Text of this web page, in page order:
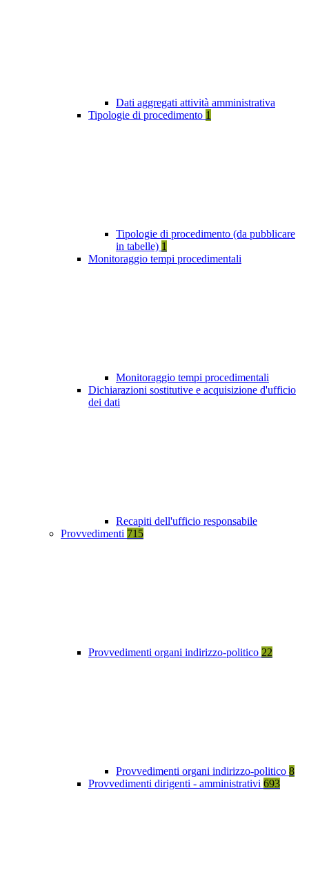
Dati aggregati attività amministrativa
Tipologie di procedimento 1
Tipologie di procedimento (da pubblicare
in tabelle) 1
Monitoraggio tempi procedimentali
Monitoraggio tempi procedimentali
Dichiarazioni sostitutive e acquisizione d'ufficio
dei dati
Recapiti dell'ufficio responsabile
Provvedimenti 715
Provvedimenti organi indirizzo-politico 22
Provvedimenti organi indirizzo-politico 8
Provvedimenti dirigenti - amministrativi 693